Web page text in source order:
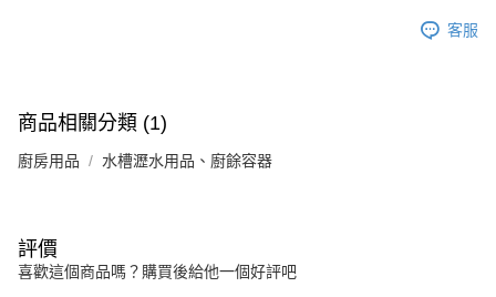
客服
商品相關分類 (1)
廚房用品 水槽瀝水用品、廚餘容器
評價
喜歡這個商品嗎？購買後給他一個好評吧